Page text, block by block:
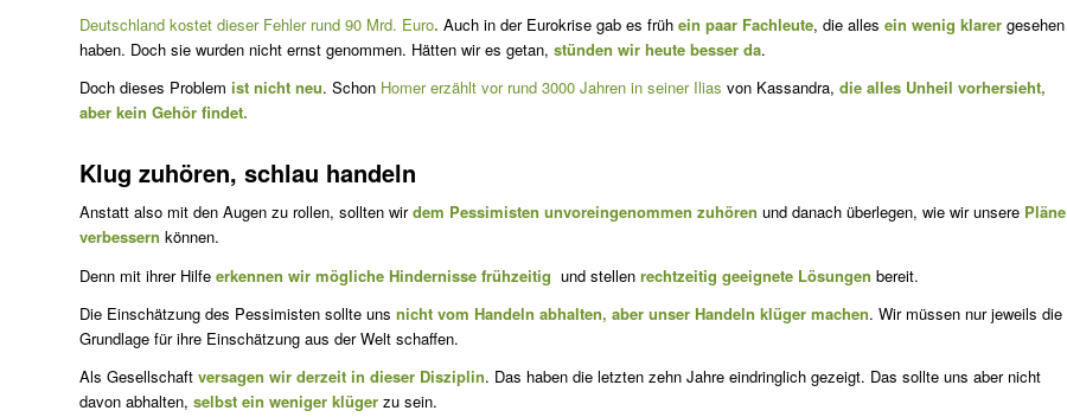
Deutschland kostet dieser Fehler rund 90 Mrd. Euro. Auch in der Euro­krise gab es früh ein paar Fachleute, die alles ein wenig klarer gesehen
haben. Doch sie wurden nicht ernst genommen. Hätten wir es getan, stünden wir heute besser da.
Doch dieses Problem ist nicht neu. Schon Homer erzählt vor rund 3000 Jahren in seiner Ilias von Kassandra, die alles Unheil vorhersieht,
aber kein Gehör findet.
Klug zuhören, schlau handeln
Anstatt also mit den Augen zu rollen, sollten wirdem Pessimisten unvoreingenommen zuhören und danach überlegen, wie wir unsere Pläne
verbessern können.
Denn mit ihrer Hilfe erkennen wir mögliche Hindernisse frühzeitig und stellen rechtzeitig geeignete Lösungen bereit.
Die Einschätzung des Pessimisten sollte uns nicht vom Handeln ab­halten, aber unser Handeln klüger machen. Wir müssen nur jeweils die
Grundlage für ihre Einschätzung aus der Welt schaffen.
Als Gesellschaft versagen wir derzeit in dieser Disziplin. Das haben die letzten zehn Jahre eindringlich gezeigt. Das sollte uns aber nicht
davon abhalten, selbst ein weniger klüger zu sein.